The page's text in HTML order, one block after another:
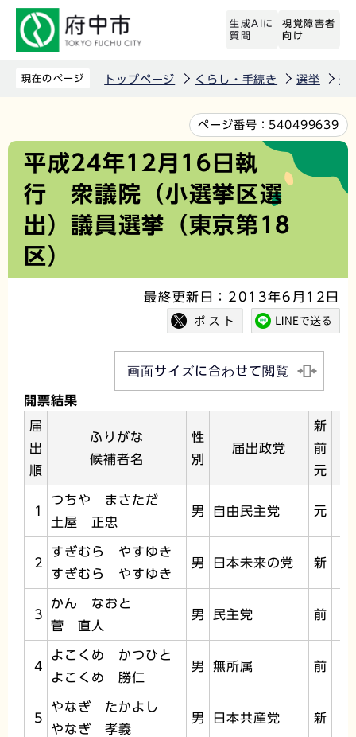
先
生成AIに
質問
視覚障害者
向け
現在のページ トップページ くらし・手続き 選挙 選
文
ページ番号： 540499639
平成24年12月16日執
行 衆議院（小選挙区選
出）議員選挙（東京第18
区）
最終更新日：2013年6月12日
画面サイズに合わせて閲覧
開票結果
届
出
順
ふりがな
候補者名
性
別
届出政党
新
前
元
1
つちや まさただ
土屋 正忠
男 自由民主党 元
2
すぎむら やすゆき
すぎむら やすゆき
男 日本未来の党 新
3
かん なおと
菅 直人
男 民主党 前
4
よこくめ かつひと
よこくめ 勝仁
男 無所属 前
5
やなぎ たかよし
やなぎ 孝義
男 日本共産党 新